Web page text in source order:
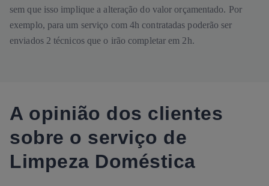
sem que isso implique a alteração do valor orçamentado. Por
exemplo, para um serviço com 4h contratadas poderão ser
enviados 2 técnicos que o irão completar em 2h.
A opinião dos clientes
sobre o serviço de
Limpeza Doméstica